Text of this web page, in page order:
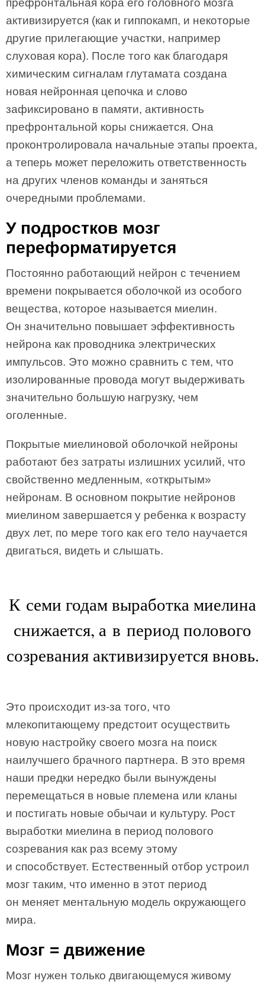
префронтальная кора его головного мозга
активизируется (как и гиппокамп, и некоторые
другие прилегающие участки, например
слуховая кора). После того как благодаря
химическим сигналам глутамата создана
новая нейронная цепочка и слово
зафиксировано в памяти, активность
префронтальной коры снижается. Она
проконтролировала начальные этапы проекта,
а теперь может переложить ответственность
на других членов команды и заняться
очередными проблемами.
У подростков мозг
переформатируется
Постоянно работающий нейрон с течением
времени покрывается оболочкой из особого
вещества, которое называется миелин.
Он значительно повышает эффективность
нейрона как проводника электрических
импульсов. Это можно сравнить с тем, что
изолированные провода могут выдерживать
значительно большую нагрузку, чем
оголенные.
Покрытые миелиновой оболочкой нейроны
работают без затраты излишних усилий, что
свойственно медленным, «открытым»
нейронам. В основном покрытие нейронов
миелином завершается у ребенка к возрасту
двух лет, по мере того как его тело научается
двигаться, видеть и слышать.
К семи годам выработка миелина
снижается, а в период полового
созревания активизируется вновь.
Это происходит из-за того, что
млекопитающему предстоит осуществить
новую настройку своего мозга на поиск
наилучшего брачного партнера. В это время
наши предки нередко были вынуждены
перемещаться в новые племена или кланы
и постигать новые обычаи и культуру. Рост
выработки миелина в период полового
созревания как раз всему этому
и способствует. Естественный отбор устроил
мозг таким, что именно в этот период
он меняет ментальную модель окружающего
мира.
Мозг = движение
Мозг нужен только двигающемуся живому